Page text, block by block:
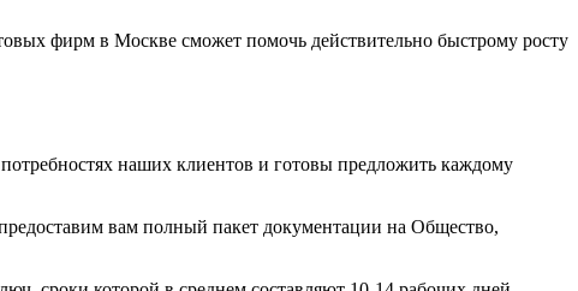
фирм в Москве сможет помочь действительно быстрому росту
наших клиентов и готовы предложить каждому
вам полный пакет документации на Общество,